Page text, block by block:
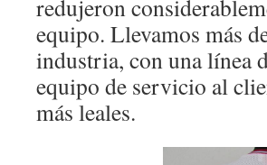
redujeron
equipo. Llevamos más
industria, con una línea
equipo de servicio al
más leales.